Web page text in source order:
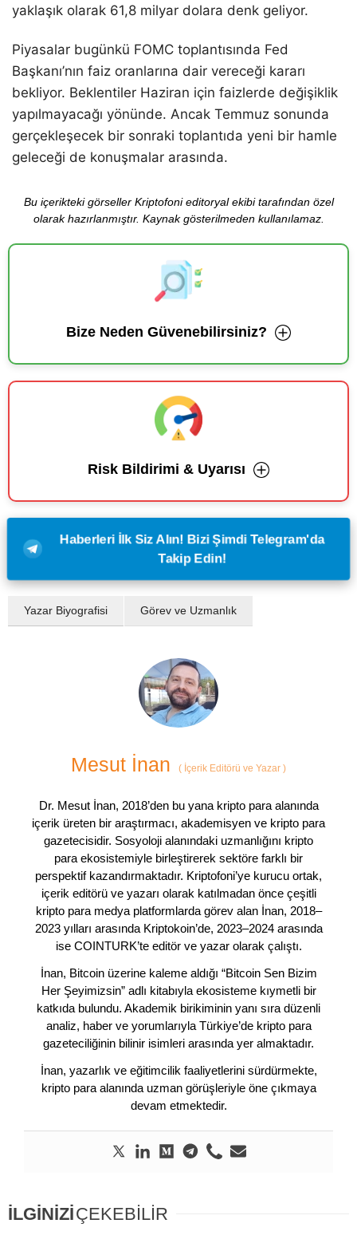
yaklaşık olarak 61,8 milyar dolara denk geliyor.
Piyasalar bugünkü FOMC toplantısında Fed
Başkanı’nın faiz oranlarına dair vereceği kararı
bekliyor. Beklentiler Haziran için faizlerde değişiklik
yapılmayacağı yönünde. Ancak Temmuz sonunda
gerçekleşecek bir sonraki toplantıda yeni bir hamle
geleceği de konuşmalar arasında.
Bu içerikteki görseller Kriptofoni editoryal ekibi tarafından özel
olarak hazırlanmıştır. Kaynak gösterilmeden kullanılamaz.
Bize Neden Güvenebilirsiniz?
Risk Bildirimi & Uyarısı
Haberleri İlk Siz Alın! Bizi Şimdi Telegram'da
Takip Edin!
Yazar Biyografisi Görev ve Uzmanlık
Mesut İnan ( İçerik Editörü ve Yazar )
Dr. Mesut İnan, 2018’den bu yana kripto para alanında
içerik üreten bir araştırmacı, akademisyen ve kripto para
gazetecisidir. Sosyoloji alanındaki uzmanlığını kripto
para ekosistemiyle birleştirerek sektöre farklı bir
perspektif kazandırmaktadır. Kriptofoni’ye kurucu ortak,
içerik editörü ve yazarı olarak katılmadan önce çeşitli
kripto para medya platformlarda görev alan İnan, 2018–
2023 yılları arasında Kriptokoin’de, 2023–2024 arasında
ise COINTURK’te editör ve yazar olarak çalıştı.
İnan, Bitcoin üzerine kaleme aldığı “Bitcoin Sen Bizim
Her Şeyimizsin” adlı kitabıyla ekosisteme kıymetli bir
katkıda bulundu. Akademik birikiminin yanı sıra düzenli
analiz, haber ve yorumlarıyla Türkiye’de kripto para
gazeteciliğinin bilinir isimleri arasında yer almaktadır.
İnan, yazarlık ve eğitimcilik faaliyetlerini sürdürmekte,
kripto para alanında uzman görüşleriyle öne çıkmaya
devam etmektedir.
İLGİNİZİÇEKEBİLİR